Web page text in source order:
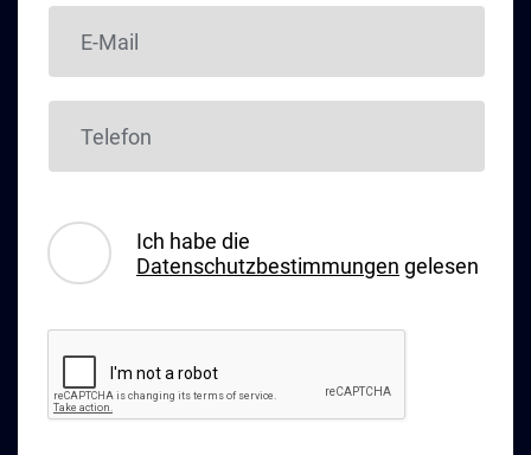
Ich habe die
Datenschutzbestimmungen gelesen